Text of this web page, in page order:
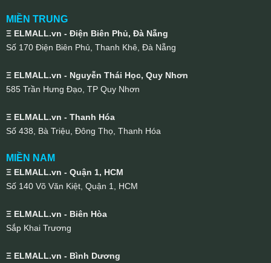
MIỀN TRUNG
Ξ ELMALL.vn - Điện Biên Phủ, Đà Nẵng
Số 170 Điện Biên Phủ, Thanh Khê, Đà Nẵng
Ξ ELMALL.vn - Nguyễn Thái Học, Quy Nhơn
585 Trần Hưng Đạo, TP Quy Nhơn
Ξ ELMALL.vn - Thanh Hóa
Số 438, Bà Triệu, Đông Thọ, Thanh Hóa
MIỀN NAM
Ξ ELMALL.vn - Quận 1, HCM
Số 140 Võ Văn Kiệt, Quận 1, HCM
Ξ ELMALL.vn - Biên Hòa
Sắp Khai Trương
Ξ ELMALL.vn - Bình Dương